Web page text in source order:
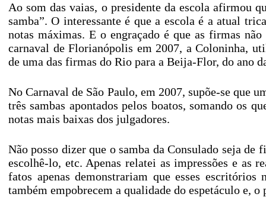
Ao som das vaias, o presidente da escola afirmou
samba”. O interessante é que a escola é a atual
notas máximas. E o engraçado é que as firmas
carnaval de Florianópolis em 2007, a Coloninha,
de uma das firmas do Rio para a Beija-Flor, do ano
No Carnaval de São Paulo, em 2007, supõe-se que
três sambas apontados pelos boatos, somando os
notas mais baixas dos julgadores.
Não posso dizer que o samba da Consulado seja
escolhê-lo, etc. Apenas relatei as impressões e as
fatos apenas demonstrariam que esses
também empobrecem a qualidade do espetáculo e,